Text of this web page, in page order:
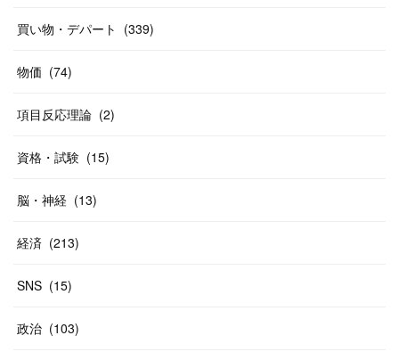
58)
10
買い物・デパート (339)
物価 (74)
項目反応理論 (2)
資格・試験 (15)
脳・神経 (13)
経済 (213)
SNS (15)
政治 (103)